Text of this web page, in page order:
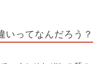
いってなんだろう？